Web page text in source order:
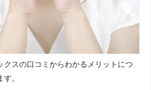
クスの口コミからわかるメリットにつ
。